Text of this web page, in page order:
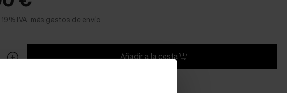
IVA. más gastos de envío
Añadir a la cesta